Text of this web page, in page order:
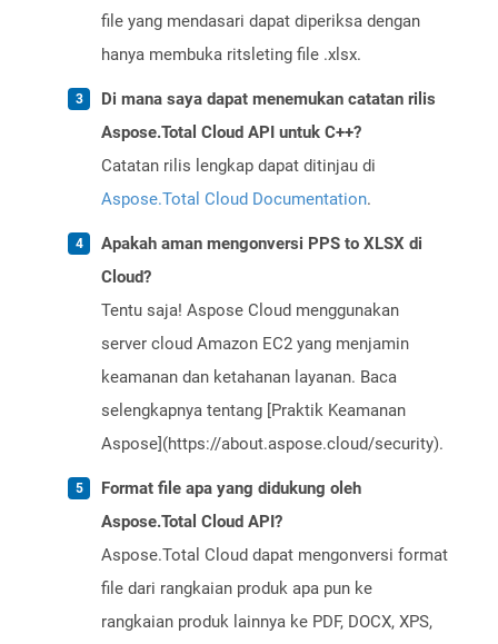
file yang mendasari dapat diperiksa dengan
hanya membuka ritsleting file .xlsx.
Di mana saya dapat menemukan catatan rilis
Aspose.Total Cloud API untuk C++?
Catatan rilis lengkap dapat ditinjau di
Aspose.Total Cloud Documentation.
Apakah aman mengonversi PPS to XLSX di
Cloud?
Tentu saja! Aspose Cloud menggunakan
server cloud Amazon EC2 yang menjamin
keamanan dan ketahanan layanan. Baca
selengkapnya tentang [Praktik Keamanan
Aspose](https://about.aspose.cloud/security).
Format file apa yang didukung oleh
Aspose.Total Cloud API?
Aspose.Total Cloud dapat mengonversi format
file dari rangkaian produk apa pun ke
rangkaian produk lainnya ke PDF, DOCX, XPS,